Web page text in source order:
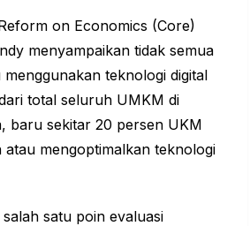
on Economics (Core)
menyampaikan tidak semua
teknologi digital
total seluruh UMKM di
baru sekitar 20 persen UKM
atau mengoptimalkan teknologi
satu poin evaluasi